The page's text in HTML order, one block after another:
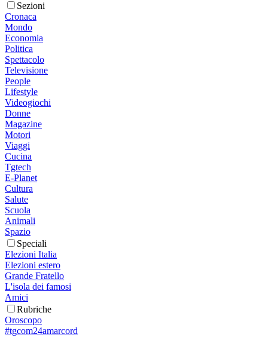
Sezioni
Cronaca
Mondo
Economia
Politica
Spettacolo
Televisione
People
Lifestyle
Videogiochi
Donne
Magazine
Motori
Viaggi
Cucina
Tgtech
E-Planet
Cultura
Salute
Scuola
Animali
Spazio
Speciali
Elezioni Italia
Elezioni estero
Grande Fratello
L'isola dei famosi
Amici
Rubriche
Oroscopo
#tgcom24amarcord